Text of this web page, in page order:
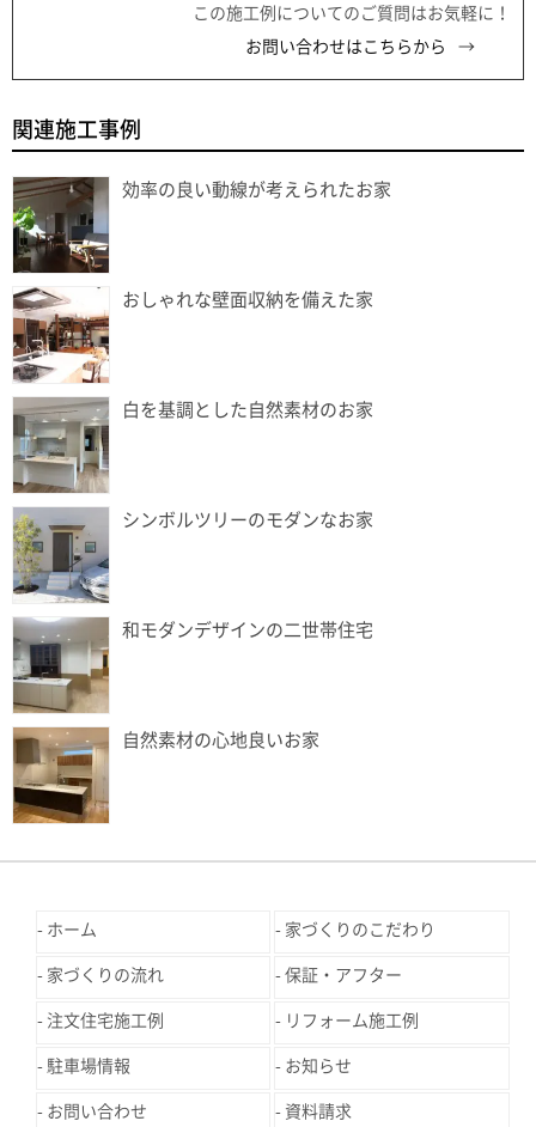
この施工例についてのご質問はお気軽に！
お問い合わせはこちらから
関連施工事例
効率の良い動線が考えられたお家
おしゃれな壁面収納を備えた家
白を基調とした自然素材のお家
シンボルツリーのモダンなお家
和モダンデザインの二世帯住宅
自然素材の心地良いお家
ホーム 家づくりのこだわり
家づくりの流れ 保証・アフター
注文住宅施工例 リフォーム施工例
駐車場情報 お知らせ
お問い合わせ 資料請求